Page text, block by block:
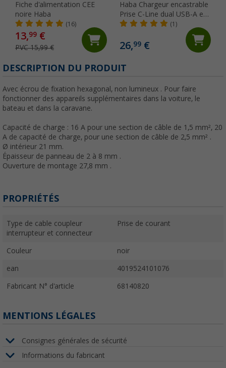
Fiche d'alimentation CEE
noire Haba
(16)
13,99 €
PVC 15,99 €
Haba Chargeur encastrable
Prise C-Line dual USB-A et
USB-C 10-24 volts
(1)
26,99€
DESCRIPTION DU PRODUIT
Avec écrou de fixation hexagonal, non lumineux . Pour faire
fonctionner des appareils supplémentaires dans la voiture, le
bateau et dans la caravane.
Capacité de charge : 16 A pour une section de câble de 1,5 mm², 20
A de capacité de charge, pour une section de câble de 2,5 mm² .
Ø intérieur 21 mm.
Épaisseur de panneau de 2 à 8 mm .
Ouverture de montage 27,8 mm .
PROPRIÉTÉS
Type de cable coupleur
interrupteur et connecteur
Prise de courant
Couleur noir
ean 4019524101076
Fabricant N° d'article 68140820
MENTIONS LÉGALES
Consignes générales de sécurité
Informations du fabricant